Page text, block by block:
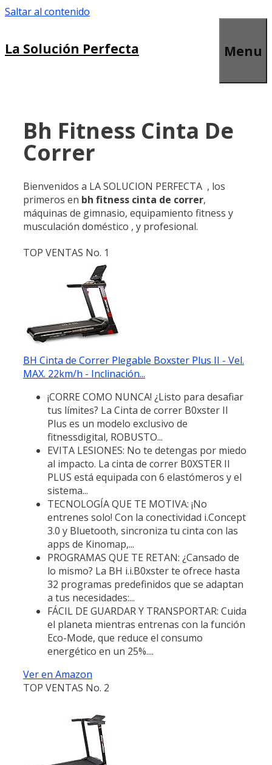
Saltar al contenido
La Solución Perfecta Menu
Bh Fitness Cinta De
Correr
Bienvenidos a LA SOLUCION PERFECTA , los
primeros en bh fitness cinta de correr,
máquinas de gimnasio, equipamiento fitness y
musculación doméstico , y profesional.
TOP VENTAS No. 1
BH Cinta de Correr Plegable Boxster Plus II - Vel.
MAX. 22km/h - Inclinación...
¡CORRE COMO NUNCA! ¿Listo para desafiar
tus límites? La Cinta de correr B0xster II
Plus es un modelo exclusivo de
fitnessdigital, ROBUSTO...
EVITA LESIONES: No te detengas por miedo
al impacto. La cinta de correr B0XSTER II
PLUS está equipada con 6 elastómeros y el
sistema...
TECNOLOGÍA QUE TE MOTIVA: ¡No
entrenes solo! Con la conectividad i.Concept
3.0 y Bluetooth, sincroniza tu cinta con las
apps de Kinomap,...
PROGRAMAS QUE TE RETAN: ¿Cansado de
lo mismo? La BH i.i.B0xster te ofrece hasta
32 programas predefinidos que se adaptan
a tus necesidades:...
FÁCIL DE GUARDAR Y TRANSPORTAR: Cuida
el planeta mientras entrenas con la función
Eco-Mode, que reduce el consumo
energético en un 25%....
Ver en Amazon
TOP VENTAS No. 2